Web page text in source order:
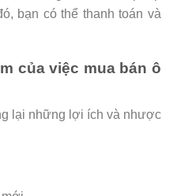
bạn có thể thanh toán và
của việc mua bán ô
lại những lợi ích và nhược